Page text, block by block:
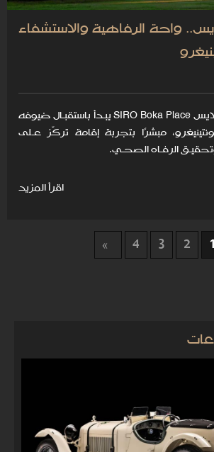
واحة الرفاهية والاستشفاء
فندق سايرو بوكا بلايس SIRO Boka Place يبـدأ باستقبـال ضيوفه
مبشرًا بتجربة إقامة تركّز عـلى
الرفـاه الصحـي.
اقرأ المزيد
1
2
3
4